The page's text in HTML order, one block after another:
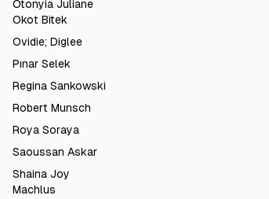
Otonyia Juliane
Okot Bitek
Ovidie; Diglee
Pınar Selek
Regina Sankowski
Robert Munsch
Roya Soraya
Saoussan Askar
Shaina Joy
Machlus